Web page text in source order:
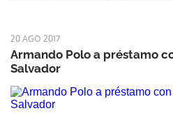
20 AGO 2017
Armando Polo a préstamo
Salvador